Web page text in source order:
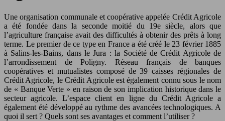
Une organisation communale et coopérative appelée Crédit Agricole
a été fondée dans la seconde moitié du 19e siècle, alors que
l’agriculture française avait des difficultés à obtenir des prêts à long
terme. Le premier de ce type en France a été créé le 23 février 1885
à Salins-les-Bains, dans le Jura : la Société de Crédit Agricole de
l’arrondissement de Poligny. Réseau français de banques
coopératives et mutualistes composé de 39 caisses régionales de
Crédit Agricole, le Crédit Agricole est également connu sous le nom
de « Banque Verte » en raison de son implication historique dans le
secteur agricole. L’espace client en ligne du Crédit Agricole a
également été développé au rythme des avancées technologiques. A
quoi il sert ? Quels sont ses avantages et comment l’utiliser ?